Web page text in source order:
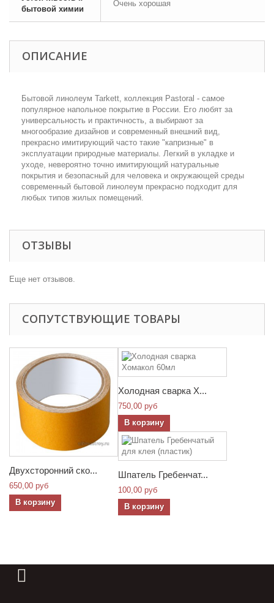
бытовой химии
Очень хорошая
ОПИСАНИЕ
Бытовой линолеум Tarkett, коллекция Pastoral - самое
популярное напольное покрытие в России. Его любят за
универсальность и практичность, а выбирают за
многообразие дизайнов и современный внешний вид,
прекрасно имитирующий часто такие "капризные" в
эксплуатации природные материалы. Легкий в укладке и
уходе, невероятно точно имитирующий натуральные
покрытия и безопасный для человека и окружающей среды
современный бытовой линолеум прекрасно подходит для
любых типов жилых помещений.
ОТЗЫВЫ
Еще нет отзывов.
СОПУТСТВУЮЩИЕ ТОВАРЫ
Двухсторонний ско...
650,00 руб
В корзину
Холодная сварка Х...
750,00 руб
В корзину
Шпатель Гребенчат...
100,00 руб
В корзину